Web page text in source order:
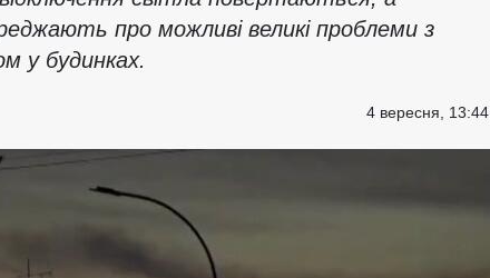
про можливі великі проблеми з
у будинках.
4 вересня, 13:44